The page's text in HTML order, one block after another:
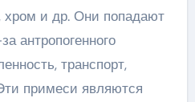
хром и др. Они попадают
антропогенного
транспорт,
примеси являются